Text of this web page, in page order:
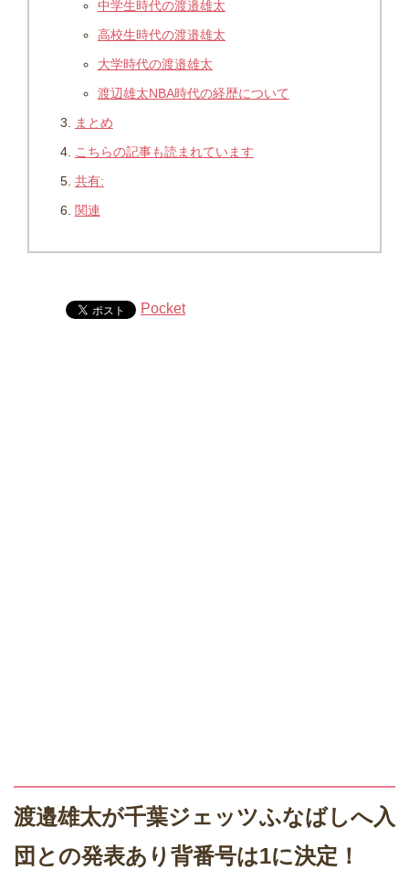
中学生時代の渡邉雄太
高校生時代の渡邉雄太
大学時代の渡邉雄太
渡辺雄太NBA時代の経歴について
まとめ
こちらの記事も読まれています
共有:
関連
Pocket
渡邉雄太が千葉ジェッツふなばしへ入
団との発表あり背番号は1に決定！